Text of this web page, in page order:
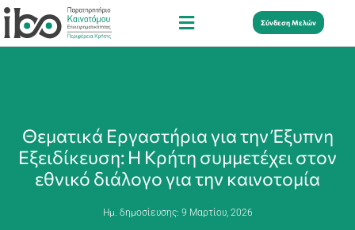
Σύνδεση Μελών
Θεματικά Εργαστήρια για την Έξυπνη
Εξειδίκευση: Η Κρήτη συμμετέχει στον
εθνικό διάλογο για την καινοτομία
Ημ. δημοσίευσης: 9 Μαρτίου, 2026